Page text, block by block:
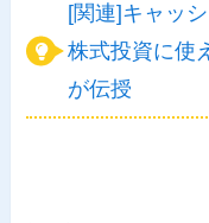
[関連]キャッ
株式投資に使
が伝授